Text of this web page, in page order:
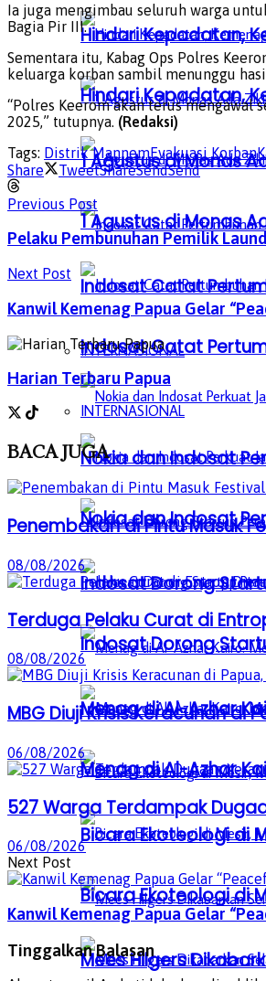
Hindari Kepadatan,
1 Agustus di Monas
Indosat Catat
INTERNASIONAL
Nokia dan Indosat
Indosat Dorong
Menag di Al-Azhar
Bicara Ekoteologi di
Mees Hilgers
Hindari Kepadatan,
1 Agustus di Monas
Indosat Catat
INTERNASIONAL
Nokia dan Indosat
Indosat Dorong
Menag di Al-Azhar
Bicara Ekoteologi di
Ia juga mengimbau seluruh warga
Bagia Pir III.
Sementara itu, Kabag Ops Polres
keluarga korban sambil menunggu
“Polres Keerom akan terus mengawal
2025,” tutupnya. (Redaksi)
Tags: Distrik MannemEvakuasi Korban
Share
TweetShareSendSend
Previous Post
Pelaku Pembunuhan Pemilik
Next Post
Kanwil Kemenag Papua Gelar
Harian Terbaru Papua
BACAJUGA
Penembakan di Pintu Masuk
08/08/2026
Terduga Pelaku Curat di
08/08/2026
MBG Diuji Krisis Keracunan di
06/08/2026
527 Warga Terdampak
06/08/2026
Next Post
Kanwil Kemenag Papua Gelar
Tinggalkan Balasan